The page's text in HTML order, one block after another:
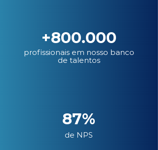
+800.000
profissionais em nosso banco
de talentos
87%
de NPS